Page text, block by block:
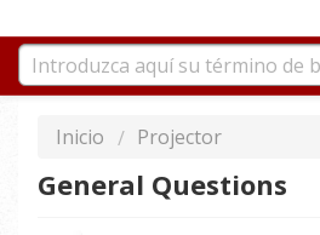
Inicio Projector
General Questions